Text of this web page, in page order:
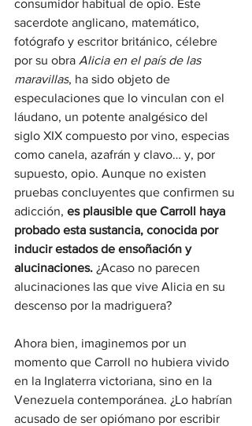
consumidor habitual de opio. Este
sacerdote anglicano, matemático,
fotógrafo y escritor británico, célebre
por su obra Alicia en el país de las
maravillas, ha sido objeto de
especulaciones que lo vinculan con el
láudano, un potente analgésico del
siglo XIX compuesto por vino, especias
como canela, azafrán y clavo… y, por
supuesto, opio. Aunque no existen
pruebas concluyentes que confirmen su
adicción, es plausible que Carroll haya
probado esta sustancia, conocida por
inducir estados de ensoñación y
alucinaciones. ¿Acaso no parecen
alucinaciones las que vive Alicia en su
descenso por la madriguera?
Ahora bien, imaginemos por un
momento que Carroll no hubiera vivido
en la Inglaterra victoriana, sino en la
Venezuela contemporánea. ¿Lo habrían
acusado de ser opiómano por escribir